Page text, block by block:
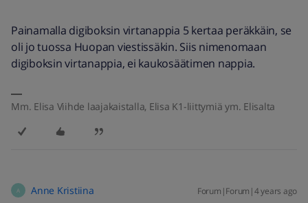
Painamalla digiboksin virtanappia 5 kertaa peräkkäin, se
oli jo tuossa Huopan viestissäkin. Siis nimenomaan
digiboksin virtanappia, ei kaukosäätimen nappia.
Mm. Elisa Viihde laajakaistalla, Elisa K1-liittymiä ym. Elisalta
A Anne Kristiina Forum|Forum|4 years ago